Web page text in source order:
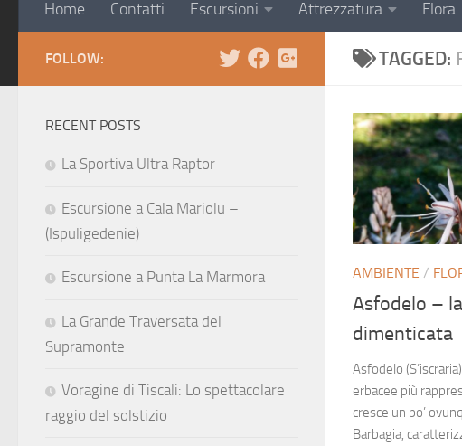
Home Contatti Escursioni Attrezzatura Flora
TAGGED:
AMBIENTE /
Asfodelo –
dimenticata
Asfodelo
erbacee più
cresce un po’
Barbagia,
FOLLOW:
RECENT POSTS
La Sportiva Ultra Raptor
Escursione a Cala Mariolu –
(Ispuligedenie)
Escursione a Punta La Marmora
La Grande Traversata del
Supramonte
Voragine di Tiscali: Lo spettacolare
raggio del solstizio